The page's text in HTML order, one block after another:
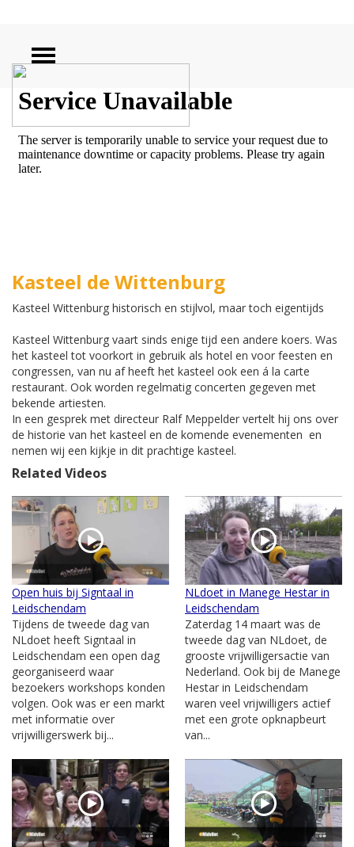
ZOEKEN
Kasteel de Wittenburg
Kasteel Wittenburg historisch en stijlvol, maar toch eigentijds
Kasteel Wittenburg vaart sinds enige tijd een andere koers. Was
het kasteel tot voorkort in gebruik als hotel en voor feesten en
congressen, van nu af heeft het kasteel ook een á la carte
restaurant. Ook worden regelmatig concerten gegeven met
bekende artiesten.
In een gesprek met directeur Ralf Meppelder vertelt hij ons over
de historie van het kasteel en de komende evenementen en
nemen wij een kijkje in dit prachtige kasteel.
Related Videos
Open huis bij Signtaal in
Leidschendam
Tijdens de tweede dag van
NLdoet heeft Signtaal in
Leidschendam een open dag
georganiseerd waar
bezoekers workshops konden
volgen. Ook was er een markt
met informatie over
vrijwilligerswerk bij...
NLdoet in Manege Hestar in
Leidschendam
Zaterdag 14 maart was de
tweede dag van NLdoet, de
grooste vrijwilligersactie van
Nederland. Ook bij de Manege
Hestar in Leidschendam
waren veel vrijwilligers actief
met een grote opknapbeurt
van...